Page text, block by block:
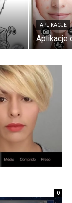
APLIKACJE
Aplikacje
0